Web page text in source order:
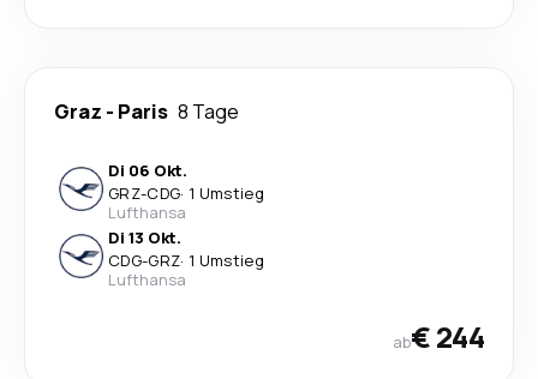
Graz - Paris 8 Tage
Di 06 Okt.
GRZ-CDG· 1 Umstieg
Lufthansa
Di 13 Okt.
CDG-GRZ· 1 Umstieg
Lufthansa
ab€ 244